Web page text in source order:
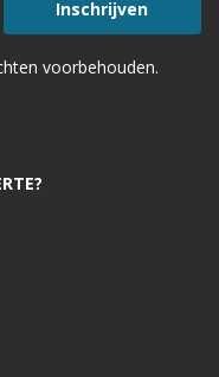
voorbehouden.